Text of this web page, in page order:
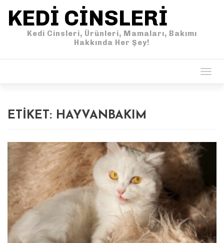
KEDI CINSLERI
Kedi Cinsleri, Ürünleri, Mamaları, Bakımı
Hakkında Her Şey!
ETIKET: HAYVANBAKIM